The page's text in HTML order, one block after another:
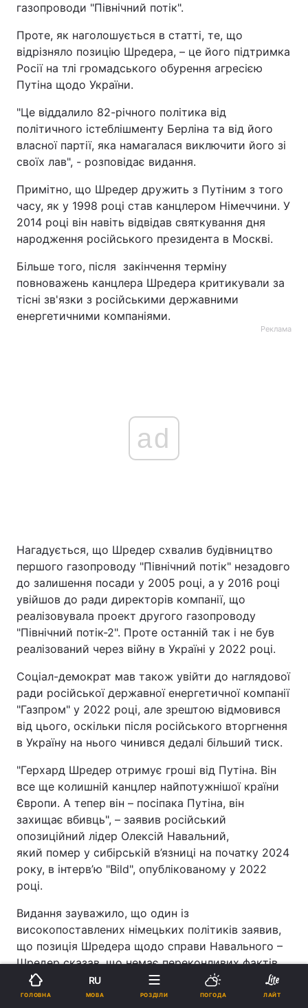
газопроводи "Північний потік".
Проте, як наголошується в статті, те, що
відрізняло позицію Шредера, – це його підтримка
Росії на тлі громадського обурення агресією
Путіна щодо України.
"Це віддалило 82-річного політика від
політичного істеблішменту Берліна та від його
власної партії, яка намагалася виключити його зі
своїх лав", - розповідає видання.
Примітно, що Шредер дружить з Путіним з того
часу, як у 1998 році став канцлером Німеччини. У
2014 році він навіть відвідав святкування дня
народження російського президента в Москві.
Більше того, після закінчення терміну
повноважень канцлера Шредера критикували за
тісні зв'язки з російськими державними
енергетичними компаніями.
Реклама
ad
Нагадується, що Шредер схвалив будівництво
першого газопроводу "Північний потік" незадовго
до залишення посади у 2005 році, а у 2016 році
увійшов до ради директорів компанії, що
реалізовувала проект другого газопроводу
"Північний потік-2". Проте останній так і не був
реалізований через війну в Україні у 2022 році.
Соціал-демократ мав також увійти до наглядової
ради російської державної енергетичної компанії
"Газпром" у 2022 році, але зрештою відмовився
від цього, оскільки після російського вторгнення
в Україну на нього чинився дедалі більший тиск.
"Герхард Шредер отримує гроші від Путіна. Він
все ще колишній канцлер найпотужнішої країни
Європи. А тепер він – посіпака Путіна, він
захищає вбивць", – заявив російський
опозиційний лідер Олексій Навальний,
який помер у сибірській в’язниці на початку 2024
року, в інтерв’ю "Bild", опублікованому у 2022
році.
Видання зауважило, що один із
високопоставлених німецьких політиків заявив,
що позиція Шредера щодо справи Навального –
Шредер сказав, що немає переконливих фактів,
які б доводили, що Навального отруїли –
"викликає сором у багатьох німців".
ГОЛОВНА
RU
МОВА РОЗДІЛИ ПОГОДА ЛАЙТ